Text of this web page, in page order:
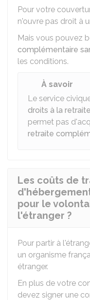
Pour votre
n'ouvre pas droit à
Mais vous pouvez
complémentaire
les conditions.
À savoir
Le service
droits à la
permet pas
retraite
Les coûts de
pour le
l'étranger ?
Pour partir à
un organisme
étranger.
En plus de votre
devez signer une